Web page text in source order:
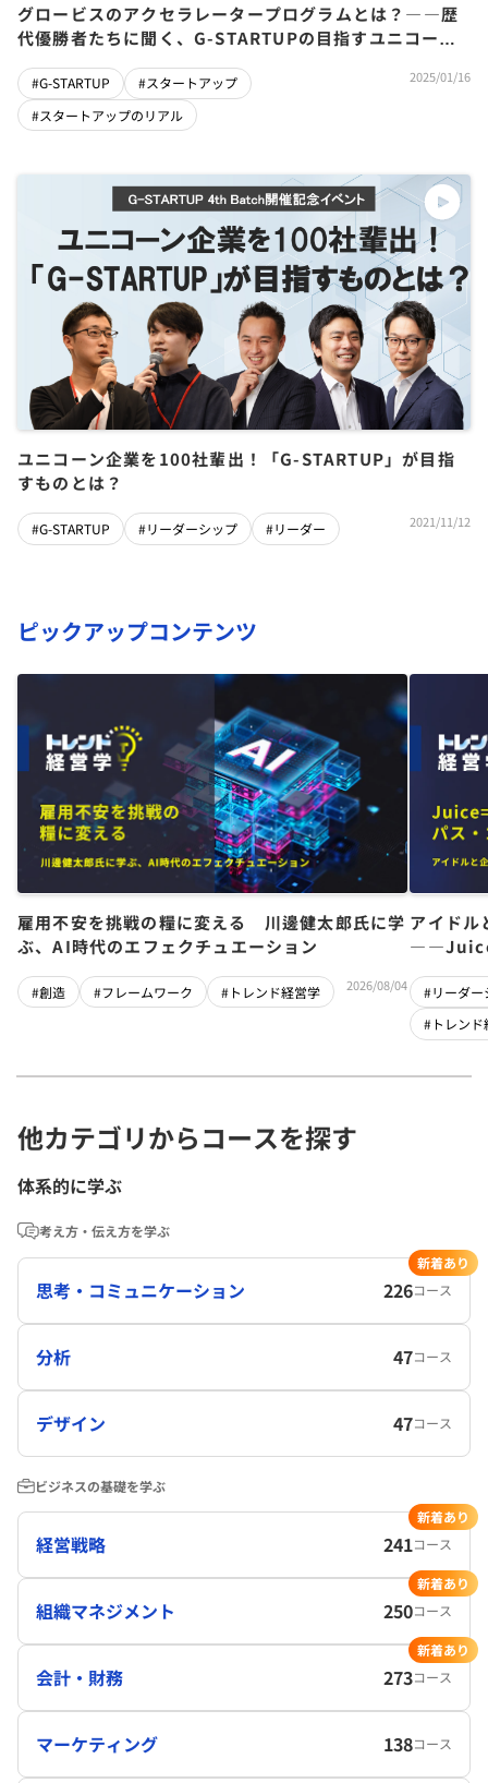
グロービスのアクセラレータープログラムとは？――歴
代優勝者たちに聞く、G-STARTUPの目指すユニコーン
#G-STARTUP
#スタートアップ
#スタートアップのリアル
2025/01/16
ユニコーン企業を100社輩出！「G-STARTUP」が目指
すものとは？
#G-STARTUP #リーダーシップ #リーダー 2021/11/12
ピックアップコンテンツ
雇用不安を挑戦の糧に変える 川邊健太郎氏に学
ぶ、AI時代のエフェクチュエーション
#創造 #フレームワーク #トレンド経営学 2026/08/04
アイドル
#リーダー
#トレンド
他カテゴリからコースを探す
体系的に学ぶ
考え方・伝え方を学ぶ
思考・コミュニケーション 226コース
新着あり
分析 47コース
デザイン 47コース
ビジネスの基礎を学ぶ
経営戦略 241コース
新着あり
組織マネジメント 250コース
新着あり
会計・財務 273コース
新着あり
マーケティング 138コース